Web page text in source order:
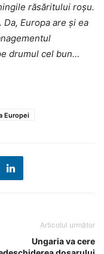
răsăritului roșu.
Europa are și ea
drumul cel bun…
Europei
Articolul următor
Ungaria va cere